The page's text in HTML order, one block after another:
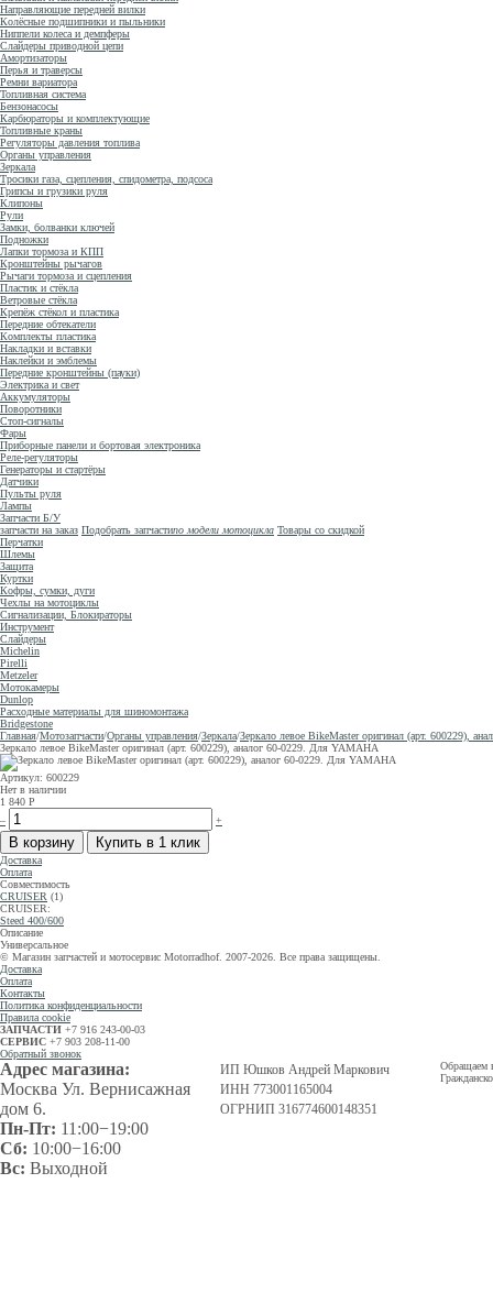
Направляющие передней вилки
Колёсные подшипники и пыльники
Ниппели колеса и демпферы
Слайдеры приводной цепи
Амортизаторы
Перья и траверсы
Ремни вариатора
Топливная система
Бензонасосы
Карбюраторы и комплектующие
Топливные краны
Регуляторы давления топлива
Органы управления
Зеркала
Тросики газа, сцепления, спидометра, подсоса
Грипсы и грузики руля
Клипоны
Рули
Замки, болванки ключей
Подножки
Лапки тормоза и КПП
Кронштейны рычагов
Рычаги тормоза и сцепления
Пластик и стёкла
Ветровые стёкла
Крепёж стёкол и пластика
Передние обтекатели
Комплекты пластика
Накладки и вставки
Наклейки и эмблемы
Передние кронштейны (пауки)
Электрика и свет
Аккумуляторы
Поворотники
Стоп-сигналы
Фары
Приборные панели и бортовая электроника
Реле-регуляторы
Генераторы и стартёры
Датчики
Пульты руля
Лампы
Запчасти Б/У
запчасти на заказ Подобрать запчастипо модели мотоцикла Товары со скидкой
Перчатки
Шлемы
Защита
Куртки
Кофры, сумки, дуги
Чехлы на мотоциклы
Сигнализации, Блокираторы
Инструмент
Слайдеры
Michelin
Pirelli
Metzeler
Мотокамеры
Dunlop
Расходные материалы для шиномонтажа
Bridgestone
Главная/Мотозапчасти/Органы управления/Зеркала/Зеркало левое BikeMaster оригинал (арт. 600229),
Зеркало левое BikeMaster оригинал (арт. 600229), аналог 60-0229. Для YAMAHA
Артикул: 600229
Нет в наличии
1 840 Р
–
+
Доставка
Оплата
Совместимость
CRUISER (1)
CRUISER:
Steed 400/600
Описание
Универсальное
© Магазин запчастей и мотосервис Motorradhof. 2007-2026. Все права защищены.
Доставка
Оплата
Контакты
Политика конфиденциальности
Правила cookie
ЗАПЧАСТИ +7 916 243-00-03
СЕРВИС +7 903 208-11-00
Обратный звонок
Адрес магазина:
Москва Ул. Вернисажная
дом 6.
Пн-Пт: 11:00−19:00
Сб: 10:00−16:00
Вс: Выходной
ИП Юшков Андрей Маркович
ИНН 773001165004
ОГРНИП 316774600148351
Обращаем